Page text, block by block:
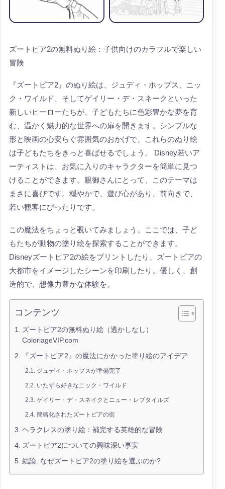
ズートピア2の無料ぬり絵：子供向けのカラフルで楽しい
冒険
『ズートピア2』のぬり絵は、ジュディ・ホップス、ニッ
ク・ワイルド、そしてゲイリー・デ・スネークといった
新しいヒーローたちが、子どもたちに色彩豊かな夢を育
む、温かく魅力的な世界への扉を開きます。シンプルな
形と映画の心安らぐ雰囲気のおかげで、これらのぬり絵
は子どもたちをきっと喜ばせるでしょう。 Disney若いア
ーティストは、お気に入りのキャラクターを簡単に見つ
けることができます。親御さんにとって、このテーマは
まさに喜びです。穏やかで、遊び心があり、前向きで、
若い観客にぴったりです。
この魔法をちょっと覗いてみましょう。ここでは、子ど
もたちが動物の塗り絵を探索することができます。
Disneyズートピア2の絵をプリントしたり、ズートピアの
大都市をイメージしたシーンを印刷したり。優しく、創
造的で、想像力豊かな体験を。
コンテンツ
ズートピア2の無料ぬり絵（透かしなし）
ColoriageVIP.com
『ズートピア2』の魔法にかかった塗り絵のアイデア
ジュディ・ホップスが準備完了
いたずら好きなニック・ワイルド
ゲイリー・デ・スネイクとニュー・レプタイルズ
簡略化されたズートピアの街
ヘラクレスの塗り絵：補完する英雄的な冒険
ズートピア2についての興味深い事実
結論: なぜズートピア2の塗り絵を選ぶのか?